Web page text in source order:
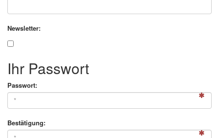
Newsletter:
Ihr Passwort
Passwort:
Bestätigung: